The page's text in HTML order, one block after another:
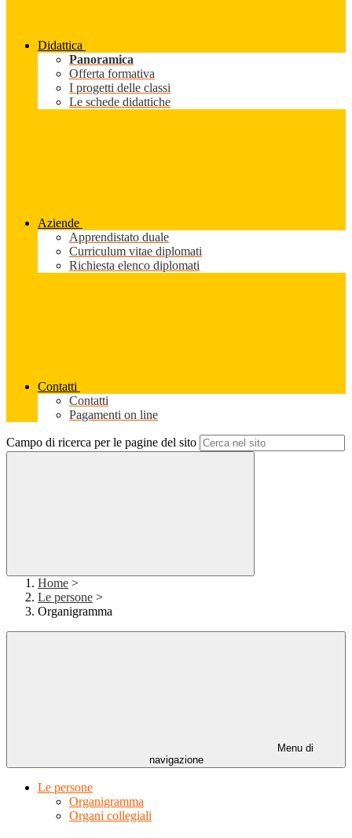
Didattica
Panoramica
Offerta formativa
I progetti delle classi
Le schede didattiche
Aziende
Apprendistato duale
Curriculum vitae diplomati
Richiesta elenco diplomati
Contatti
Contatti
Pagamenti on line
Campo di ricerca per le pagine del sito
Home >
Le persone >
Organigramma
Menu di
navigazione
Le persone
Organigramma
Organi collegiali